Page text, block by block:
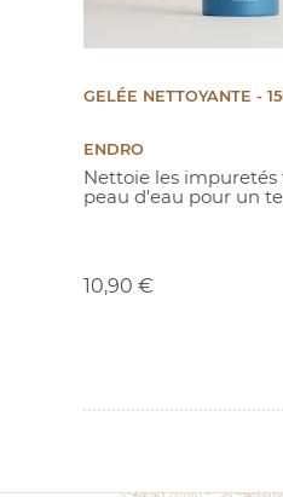
GELÉE NETTOYANTE -
ENDRO
Nettoie les
peau d'eau pour un
10,90 €